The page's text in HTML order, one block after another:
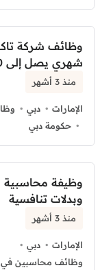
وظائف شركة
شهري يصل إلى 20000 درهم
منذ 3 أشهر
الإمارات دبي
حكومة دبي
وظيفة
وبدلات تنافسية
منذ 3 أشهر
الإمارات
دبي
وظائف محاسبين في